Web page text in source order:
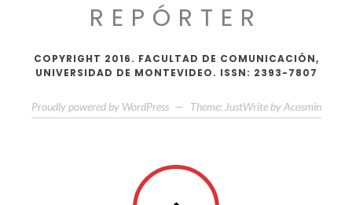
REPÓRTER
COPYRIGHT 2016. FACULTAD DE COMUNICACIÓN,
UNIVERSIDAD DE MONTEVIDEO. ISSN: 2393-7807
Proudly powered by WordPress — Theme: JustWrite by Acosmin